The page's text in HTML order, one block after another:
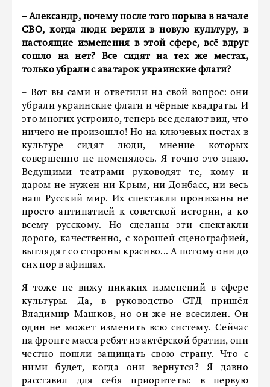
– Александр, почему после того порыва в начале
СВО, когда люди верили в новую культуру, в
настоящие изменения в этой сфере, всё вдруг
сошло на нет? Все сидят на тех же местах,
только убрали с аватарок украинские флаги?
– Вот вы сами и ответили на свой вопрос: они
убрали украинские флаги и чёрные квадраты. И
это многих устроило, теперь все делают вид, что
ничего не произошло! Но на ключевых постах в
культуре сидят люди, мнение которых
совершенно не поменялось. Я точно это знаю.
Ведущими театрами руководят те, кому и
даром не нужен ни Крым, ни Донбасс, ни весь
наш Русский мир. Их спектакли пронизаны не
просто антипатией к советской истории, а ко
всему русскому. Но сделаны эти спектакли
дорого, качественно, с хорошей сценографией,
выглядят со стороны красиво... А потому они до
сих пор в афишах.
Я тоже не вижу никаких изменений в сфере
культуры. Да, в руководство СТД пришёл
Владимир Машков, но он же не всесилен. Он
один не может изменить всю систему. Сейчас
на фронте масса ребят из актёрской братии, они
честно пошли защищать свою страну. Что с
ними будет, когда они вернутся? Я давно
расставил для себя приоритеты: в первую